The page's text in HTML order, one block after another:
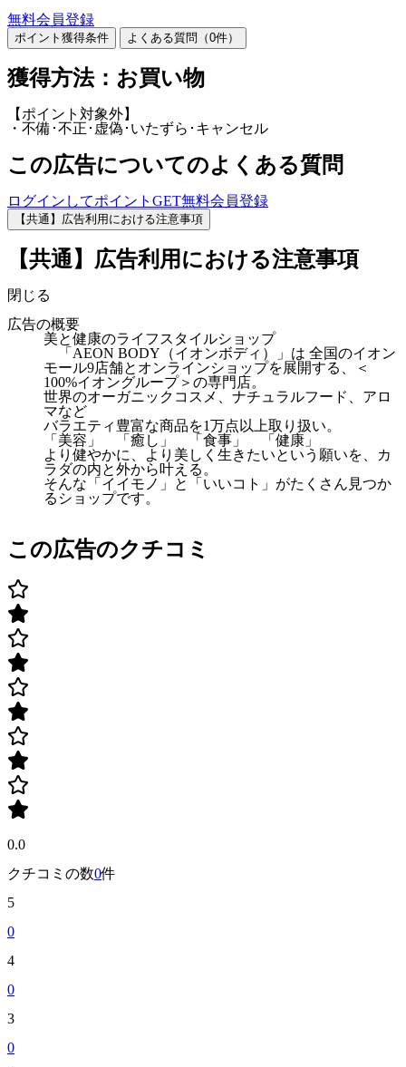
無料会員登録
ポイント獲得条件 よくある質問（0件）
獲得方法：お買い物
【ポイント対象外】
・不備･不正･虚偽･いたずら･キャンセル
この広告についてのよくある質問
ログインしてポイントGET無料会員登録
【共通】広告利用における注意事項
【共通】広告利用における注意事項
閉じる
広告の概要
美と健康のライフスタイルショップ
「AEON BODY（イオンボディ）」は 全国のイオン
モール9店舗とオンラインショップを展開する、＜
100%イオングループ＞の専門店。
世界のオーガニックコスメ、ナチュラルフード、アロ
マなど
バラエティ豊富な商品を1万点以上取り扱い。
「美容」 「癒し」 「食事」 「健康」
より健やかに、より美しく生きたいという願いを、カ
ラダの内と外から叶える。
そんな「イイモノ」と「いいコト」がたくさん見つか
るショップです。
この広告のクチコミ
0.0
クチコミの数0件
5
0
4
0
3
0